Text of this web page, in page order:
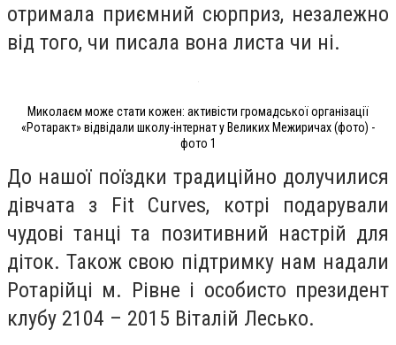
отримала приємний сюрприз, незалежно
від того, чи писала вона листа чи ні.
Миколаєм може стати кожен: активісти громадської організації
«Ротаракт» відвідали школу-інтернат у Великих Межиричах (фото) -
фото 1
До нашої поїздки традиційно долучилися
дівчата з Fit Curves, котрі подарували
чудові танці та позитивний настрій для
діток. Також свою підтримку нам надали
Ротарійці м. Рівне і особисто президент
клубу 2104 – 2015 Віталій Лесько.